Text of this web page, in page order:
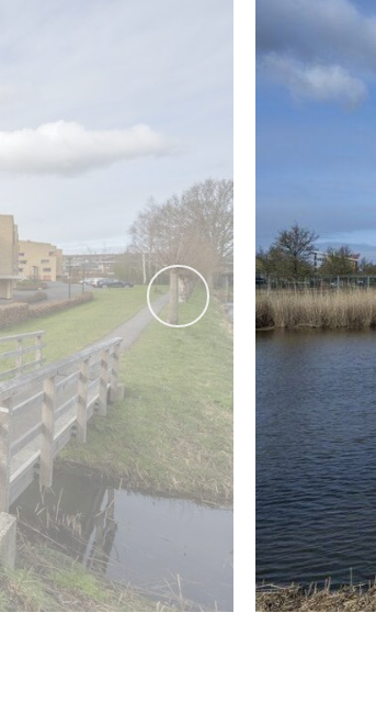
Er is toegang tot de inpandige, ruime
Tevens is de garage met een
FACILITEITEN
Het appartementencomplex “Buiten
plekje in de fitnessruimte en daarna
---------- AFMETINGEN ---------
Bekijk voor de afmetingen bijgevoegde
---------- ALGEMEEN ----------
- Bouwjaar: 2001
- Woonoppervlakte: 107 m²
- Eigen grond
- Oplevering: in overleg
-------BIJZONDERHEDEN---------
- De maandelijkse VvE kosten zijn inclusief
vorige